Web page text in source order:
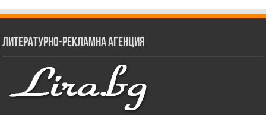
Литературно-рекламна агенция